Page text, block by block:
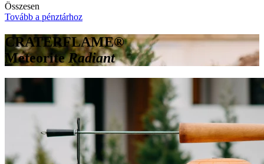
Összesen
Tovább a pénztárhoz
CRATERFLAME®
MeteoriteRadiant